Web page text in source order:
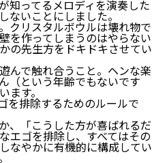
知ってるメロディを演奏した
ないことにしました。
クリスタルボウルは壊れ物で
を作ってしまうのはやらない
の先生方をドキドキさせてい
んで触れ合うこと。ヘンな楽
（という年齢でもないです
ます。
を排除するためのルールで
、「こうした方が喜ばれるだ
エゴを排除し、すべてはその
なやかに有機的に構成してい